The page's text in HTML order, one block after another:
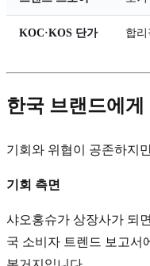
KOC·KOS 단가 합
한국 브랜드에
기회와 위협이 공존하지
기회 측면
샤오홍슈가 상장사가 되
국 소비자 트렌드 보고서